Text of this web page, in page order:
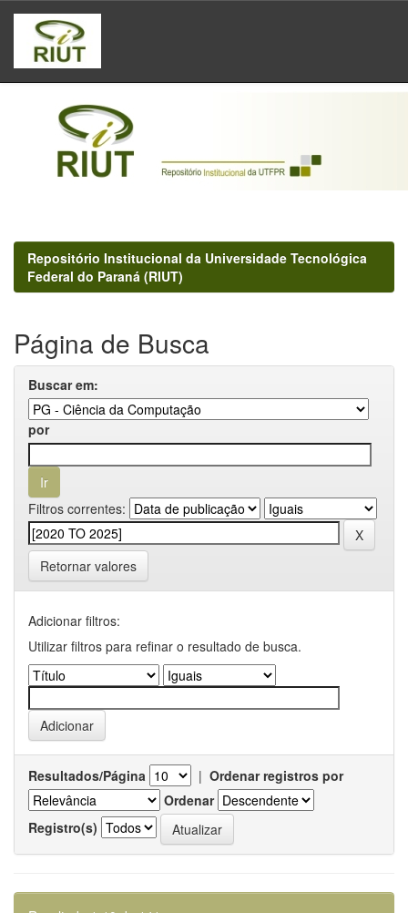
Skip
navigation
Repositório Institucional da Universidade Tecnológica
Federal do Paraná (RIUT)
Página de Busca
Buscar em:
por
Filtros correntes:
Retornar valores
Adicionar filtros:
Utilizar filtros para refinar o resultado de busca.
Resultados/Página | Ordenar registros por
Ordenar
Registro(s)